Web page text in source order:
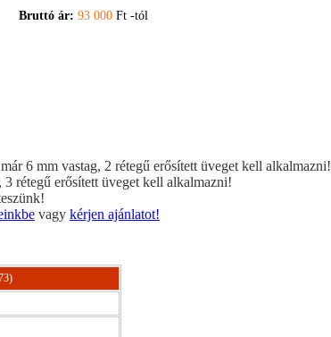
Bruttó ár: 93 000 Ft -tól
6 mm vastag, 2 rétegű erősített üveget kell alkalmazni!
rétegű erősített üveget kell alkalmazni!
vagy kérjen ajánlatot!